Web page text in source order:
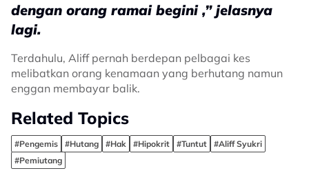
dengan orang ramai begini ,” jelasnya
lagi.
Terdahulu, Aliff pernah berdepan pelbagai kes
melibatkan orang kenamaan yang berhutang namun
enggan membayar balik.
Related Topics
#Pengemis #Hutang #Hak #Hipokrit #Tuntut
#Aliff Syukri
#Pemiutang